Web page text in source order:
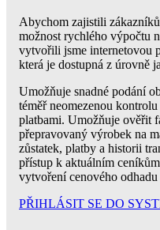
Abychom zajistili
možnost rychlého výpočtu
vytvořili jsme internetovou
která je dostupná z úrovně
Umožňuje snadné podání
téměř neomezenou
platbami. Umožňuje ověřit
přepravovaný výrobek na
zůstatek, platby a historii
přístup k aktuálním
vytvoření cenového
PŘIHLÁSIT SE DO